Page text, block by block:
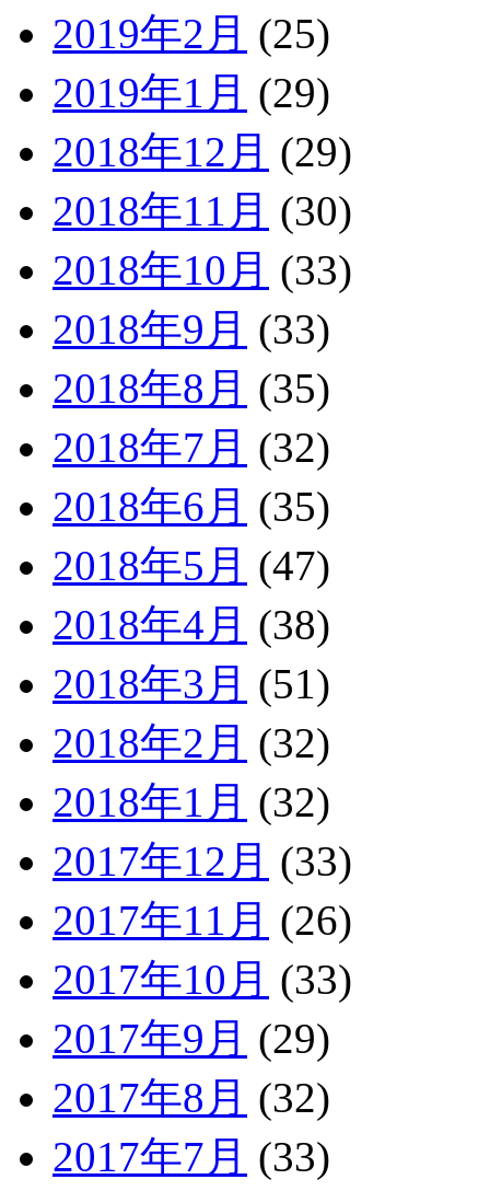
2019年2月 (25)
2019年1月 (29)
2018年12月 (29)
2018年11月 (30)
2018年10月 (33)
2018年9月 (33)
2018年8月 (35)
2018年7月 (32)
2018年6月 (35)
2018年5月 (47)
2018年4月 (38)
2018年3月 (51)
2018年2月 (32)
2018年1月 (32)
2017年12月 (33)
2017年11月 (26)
2017年10月 (33)
2017年9月 (29)
2017年8月 (32)
2017年7月 (33)